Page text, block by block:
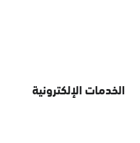
الخدمات الإلكترونية